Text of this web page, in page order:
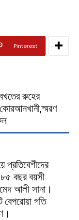
Pinterest
রুহের
প্রতিবেশীদের
৮৫ বছর বয়সী
আলী সানা।
বেপরোয়া গতি